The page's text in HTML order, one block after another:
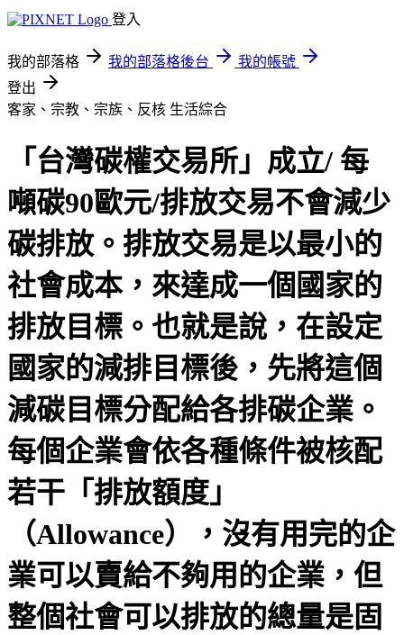
登入
我的部落格 我的部落格後台
我的帳號
登出
客家、宗教、宗族、反核 生活綜合
「台灣碳權交易所」成立/ 每
噸碳90歐元/排放交易不會減少
碳排放。排放交易是以最小的
社會成本，來達成一個國家的
排放目標。也就是說，在設定
國家的減排目標後，先將這個
減碳目標分配給各排碳企業。
每個企業會依各種條件被核配
若干「排放額度」
（Allowance），沒有用完的企
業可以賣給不夠用的企業，但
整個社會可以排放的總量是固